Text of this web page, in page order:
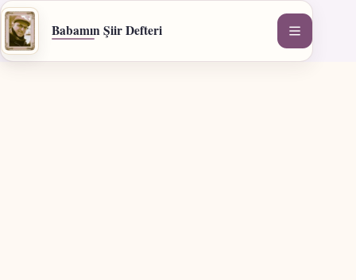
İçeriğe
geç
Babamın Şiir Defteri